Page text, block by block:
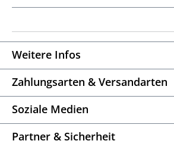
Weitere Infos
Zahlungsarten & Versandarten
Soziale Medien
Partner & Sicherheit